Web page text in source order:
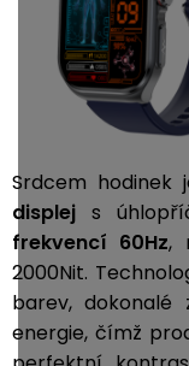
Srdcem hodinek
displej s
frekvencí 60Hz,
2000Nit. T
barev,
energie, čímž